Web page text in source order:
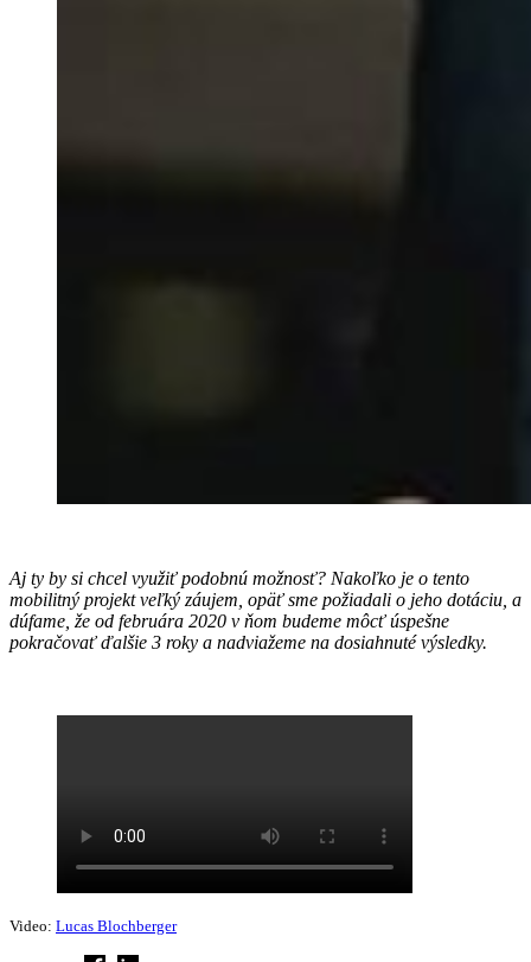
Aj ty by si chcel využiť podobnú možnosť? Nakoľko je o tento
mobilitný projekt veľký záujem, opäť sme požiadali o jeho dotáciu, a
dúfame, že od februára 2020 v ňom budeme môcť úspešne
pokračovať ďalšie 3 roky a nadviažeme na dosiahnuté výsledky.
Video: Lucas Blochberger